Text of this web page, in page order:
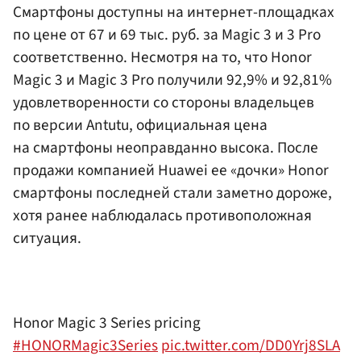
Смартфоны доступны на интернет-площадках
по цене от 67 и 69 тыс. руб. за Magic 3 и 3 Pro
соответственно. Несмотря на то, что Honor
Magic 3 и Magic 3 Pro получили 92,9% и 92,81%
удовлетворенности со стороны владельцев
по версии Antutu, официальная цена
на смартфоны неоправданно высока. После
продажи компанией Huawei ее «дочки» Honor
смартфоны последней стали заметно дороже,
хотя ранее наблюдалась противоположная
ситуация.
Honor Magic 3 Series pricing
#HONORMagic3Seriespic.twitter.com/DD0Yrj8SLA